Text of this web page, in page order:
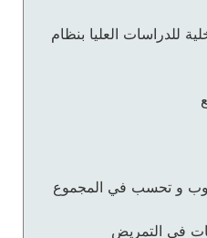
للدراسات العليا بنظام
و تحسب في المجموع
فى التمريض